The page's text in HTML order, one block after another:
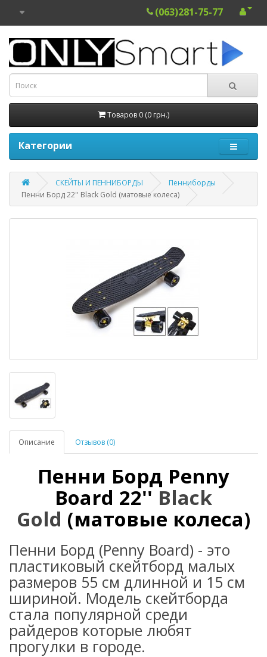
(063)281-75-77
Товаров 0 (0 грн.)
Категории
СКЕЙТЫ И ПЕННИБОРДЫ
Пенниборды
Пенни Борд 22'' Black Gold (матовые колеса)
Описание Отзывов (0)
Пенни Борд Penny
Board 22'' Black
Gold (матовые колеса)
Пенни Борд (Penny Board) - это
пластиковый скейтборд малых
размеров 55 см длинной и 15 см
шириной. Модель скейтборда
стала популярной среди
райдеров которые любят
прогулки в городе.